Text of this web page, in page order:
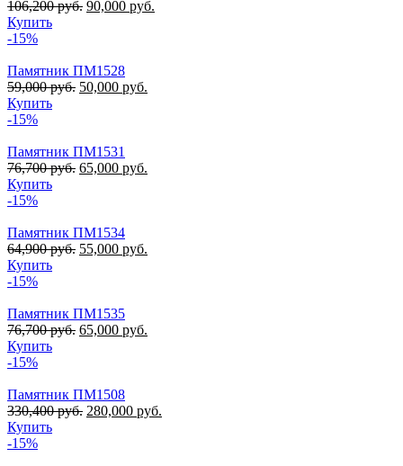
106,200руб. 90,000 руб.
Купить
-15%
Памятник ПМ1528
59,000руб. 50,000 руб.
Купить
-15%
Памятник ПМ1531
76,700руб. 65,000 руб.
Купить
-15%
Памятник ПМ1534
64,900руб. 55,000 руб.
Купить
-15%
Памятник ПМ1535
76,700руб. 65,000 руб.
Купить
-15%
Памятник ПМ1508
330,400руб. 280,000 руб.
Купить
-15%